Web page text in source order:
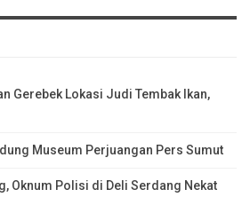
Gerebek Lokasi Judi Tembak Ikan,
Museum Perjuangan Pers Sumut
Oknum Polisi di Deli Serdang Nekat